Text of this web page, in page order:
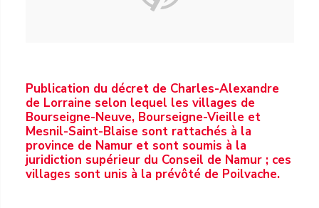
Publication du décret de Charles-Alexandre
de Lorraine selon lequel les villages de
Bourseigne-Neuve, Bourseigne-Vieille et
Mesnil-Saint-Blaise sont rattachés à la
province de Namur et sont soumis à la
juridiction supérieur du Conseil de Namur ; ces
villages sont unis à la prévôté de Poilvache.